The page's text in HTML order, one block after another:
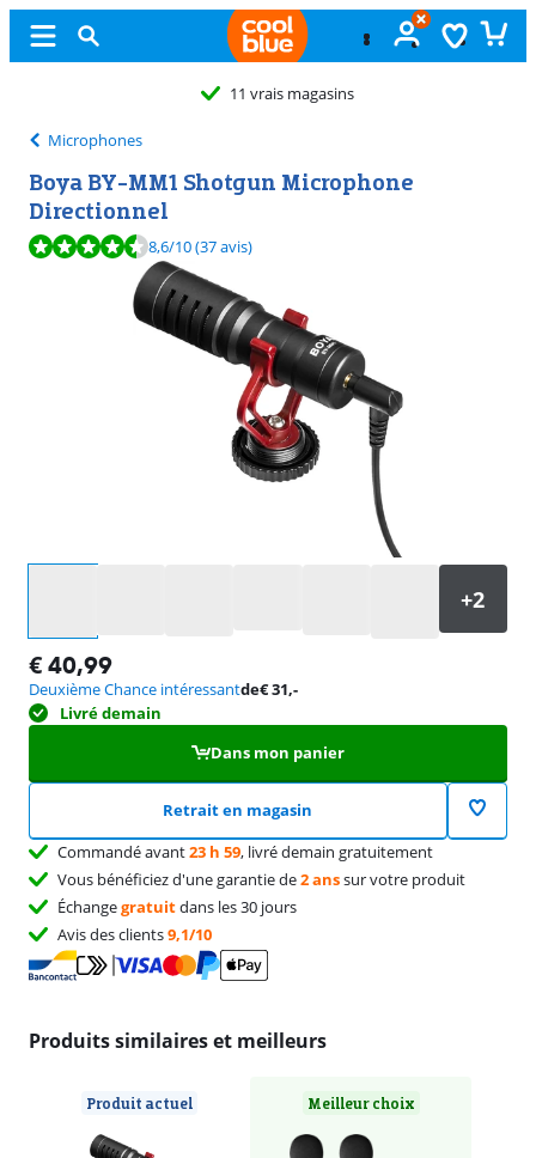
11 vrais magasins
Microphones
Boya BY-MM1 Shotgun Microphone
Directionnel
La note est de 8,6 sur 10, basée sur 37 avis.
8,6/10(37 avis)
€ 40,99
Deuxième Chance intéressantde€31,-
Livré demain
Dans mon panier
Retrait en magasin
Commandé avant23 h 59, livré demain gratuitement
Vous bénéficiez d'une garantie de2 anssur votre produit
Échangegratuitdans les 30 jours
Avis des clients9,1/10
Produits similaires et meilleurs
Produit actuel Meilleur choix